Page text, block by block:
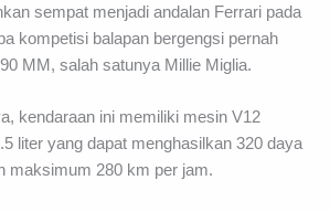
sempat menjadi andalan Ferrari pada
kompetisi balapan bergengsi pernah
MM, salah satunya Millie Miglia.
kendaraan ini memiliki mesin V12
liter yang dapat menghasilkan 320 daya
maksimum 280 km per jam.